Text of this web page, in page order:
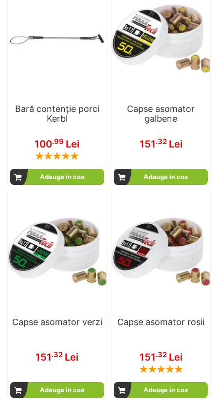
Bară contenție porci
Kerbl
100.99 Lei
Rating:
Adauga in cos
Capse asomator
galbene
151.32 Lei
Adauga in cos
Capse asomator verzi
151.32 Lei
Adauga in cos
Capse asomator rosii
151.32 Lei
Rating:
Adauga in cos